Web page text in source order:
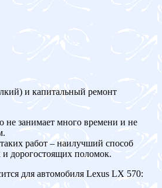
и капитальный ремонт
занимает много времени и не
работ – наилучший способ
дорогостоящих поломок.
для автомобиля Lexus LX 570: